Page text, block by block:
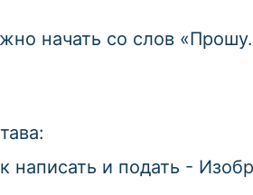
начать со слов